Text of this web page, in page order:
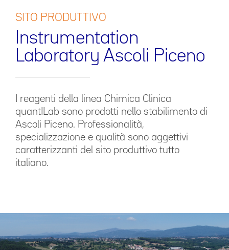
SITO PRODUTTIVO
Instrumentation
Laboratory Ascoli Piceno
I reagenti della linea Chimica Clinica
quantILab sono prodotti nello stabilimento di
Ascoli Piceno. Professionalità,
specializzazione e qualità sono aggettivi
caratterizzanti del sito produttivo tutto
italiano.